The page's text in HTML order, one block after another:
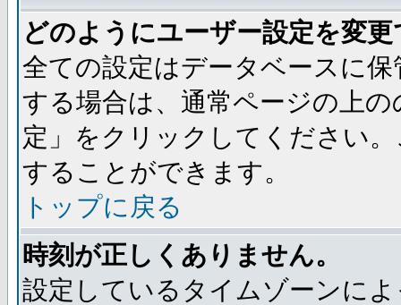
どのようにユーザー設定を変
全ての設定はデータベースに
する場合は、通常ページの上
定」をクリックしてください
することができます。
トップに戻る
時刻が正しくありません。
設定しているタイムゾーンに